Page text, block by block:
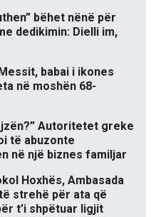
bëhet nënë për
dedikimin: Dielli im,
babai i ikones
në moshën 68-
Autoritetet greke
të abuzonte
në një biznes familjar
Hoxhës, Ambasada
strehë për ata që
t’i shpëtuar ligjit